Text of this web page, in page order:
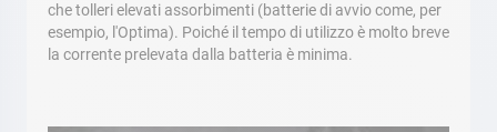
che tolleri elevati assorbimenti (batterie di avvio come, per
esempio, l'Optima). Poiché il tempo di utilizzo è molto breve
la corrente prelevata dalla batteria è minima.